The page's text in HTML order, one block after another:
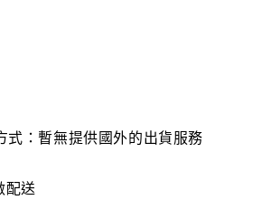
：暫無提供國外的出貨服務
配送